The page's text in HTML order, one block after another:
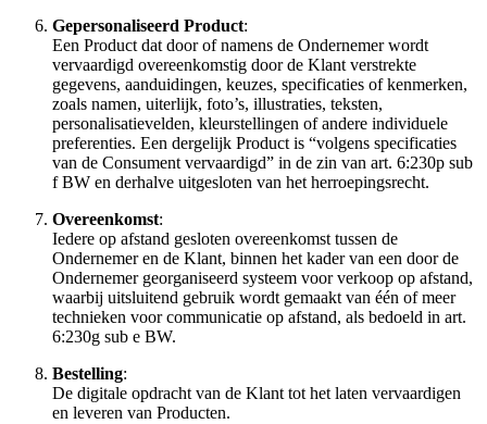
Gepersonaliseerd Product:
Een Product dat door of namens de Ondernemer wordt
vervaardigd overeenkomstig door de Klant verstrekte
gegevens, aanduidingen, keuzes, specificaties of kenmerken,
zoals namen, uiterlijk, foto’s, illustraties, teksten,
personalisatievelden, kleurstellingen of andere individuele
preferenties. Een dergelijk Product is “volgens specificaties
van de Consument vervaardigd” in de zin van art. 6:230p sub
f BW en derhalve uitgesloten van het herroepingsrecht.
Overeenkomst:
Iedere op afstand gesloten overeenkomst tussen de
Ondernemer en de Klant, binnen het kader van een door de
Ondernemer georganiseerd systeem voor verkoop op afstand,
waarbij uitsluitend gebruik wordt gemaakt van één of meer
technieken voor communicatie op afstand, als bedoeld in art.
6:230g sub e BW.
Bestelling:
De digitale opdracht van de Klant tot het laten vervaardigen
en leveren van Producten.